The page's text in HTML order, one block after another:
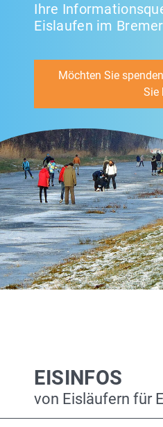
Ihre
Eislaufen im
Möchten Sie
Sie
EISINFOS
von Eisläufern für